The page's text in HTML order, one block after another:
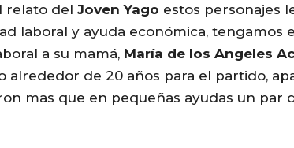
relato del Joven Yago estos personajes
laboral y ayuda económica, tengamos
a su mamá, María de los Angeles
alrededor de 20 años para el partido,
mas que en pequeñas ayudas un par